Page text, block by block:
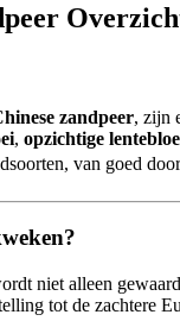
zandpeer, zijn
, opzichtige
van goed
niet alleen
tot de zachtere